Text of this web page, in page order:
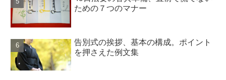
ための７つのマナー
告別式の挨拶、基本の構成。ポイント
を押さえた例文集